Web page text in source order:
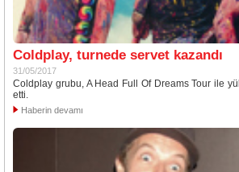
Coldplay, turnede servet kazandı
31/05/2017
Coldplay grubu, A Head Full Of Dreams Tour ile
etti.
Haberin devamı